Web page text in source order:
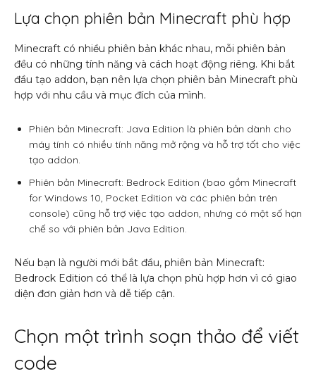
Lựa chọn phiên bản Minecraft phù hợp
Minecraft có nhiều phiên bản khác nhau, mỗi phiên bản
đều có những tính năng và cách hoạt động riêng. Khi bắt
đầu tạo addon, bạn nên lựa chọn phiên bản Minecraft phù
hợp với nhu cầu và mục đích của mình.
Phiên bản Minecraft: Java Edition là phiên bản dành cho
máy tính có nhiều tính năng mở rộng và hỗ trợ tốt cho việc
tạo addon.
Phiên bản Minecraft: Bedrock Edition (bao gồm Minecraft
for Windows 10, Pocket Edition và các phiên bản trên
console) cũng hỗ trợ việc tạo addon, nhưng có một số hạn
chế so với phiên bản Java Edition.
Nếu bạn là người mới bắt đầu, phiên bản Minecraft:
Bedrock Edition có thể là lựa chọn phù hợp hơn vì có giao
diện đơn giản hơn và dễ tiếp cận.
Chọn một trình soạn thảo để viết
code